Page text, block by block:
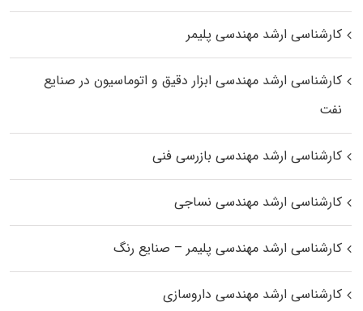
کارشناسی ارشد مهندسی پلیمر
کارشناسی ارشد مهندسی ابزار دقیق و اتوماسیون در صنایع
نفت
کارشناسی ارشد مهندسی بازرسی فنی
کارشناسی ارشد مهندسی نساجی
کارشناسی ارشد مهندسی پلیمر – صنایع رنگ
کارشناسی ارشد مهندسی داروسازی